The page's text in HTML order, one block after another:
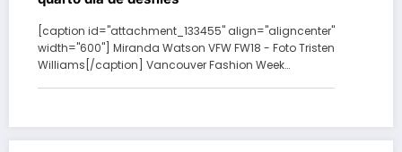
[caption id="attachment_133455" align="aligncenter"
width="600"] Miranda Watson VFW FW18 - Foto Tristen
Williams[/caption] Vancouver Fashion Week…